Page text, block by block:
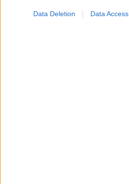
Data Deletion Data Access